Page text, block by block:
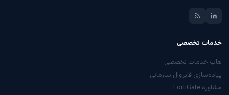
خدمات تخصصی
هاب خدمات تخصصی
پیاده‌سازی فایروال سازمانی
مشاوره FortiGate